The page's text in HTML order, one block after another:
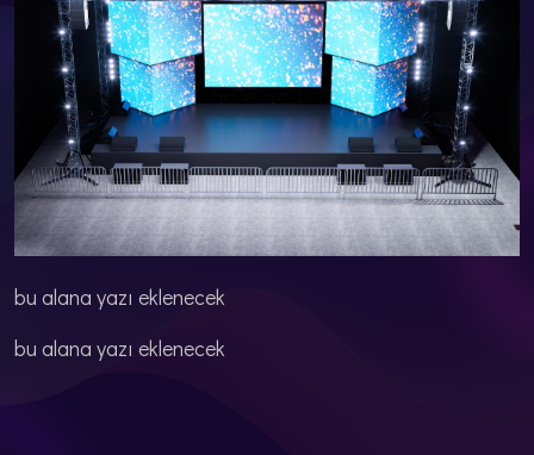
bu alana yazı eklenecek
bu alana yazı eklenecek